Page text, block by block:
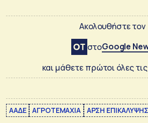
Ακολουθήστε τον
στοGoogle
και μάθετε πρώτοι όλες
ΑΑΔΕ ΑΓΡΟΤΕΜΑΧΙΑ ΑΡΣΗ ΕΠΙΚΑΛΥΨΗΣ